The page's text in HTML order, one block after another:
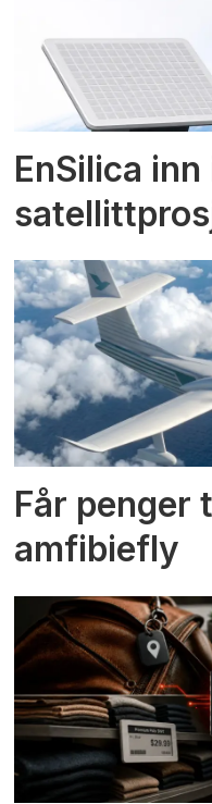
EnSilica
Får penger
amfibiefly